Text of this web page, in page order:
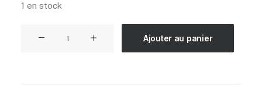
1 en stock
Ajouter au panier